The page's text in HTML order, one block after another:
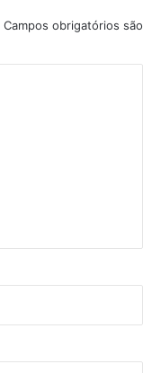
Campos obrigatórios são